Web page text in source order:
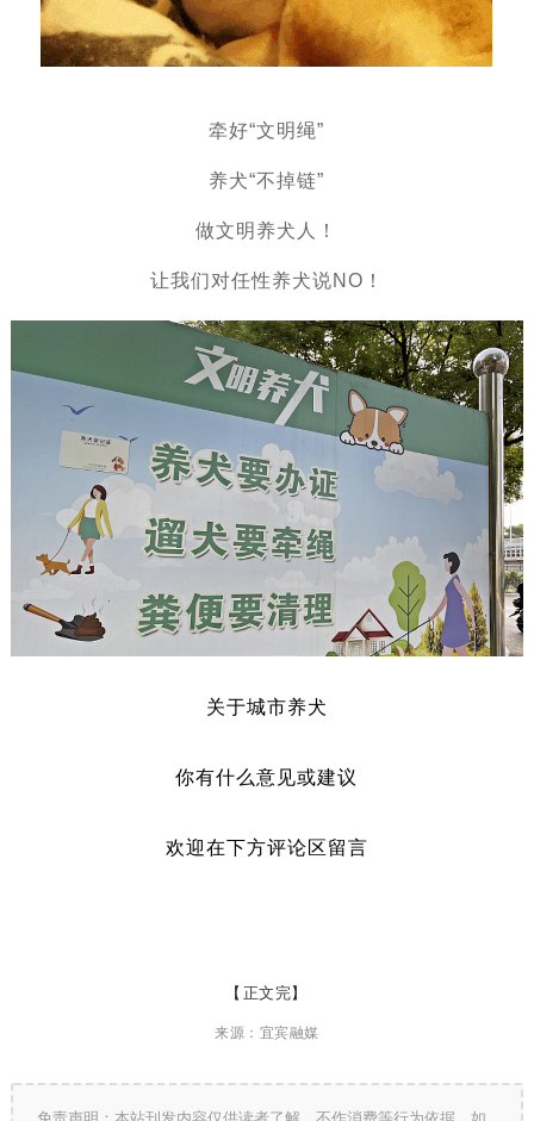
牵好“文明绳”
养犬“不掉链”
做文明养犬人！
让我们对任性养犬说NO！
关于城市养犬
你有什么意见或建议
欢迎在下方评论区留言
【正文完】
来源：宜宾融媒